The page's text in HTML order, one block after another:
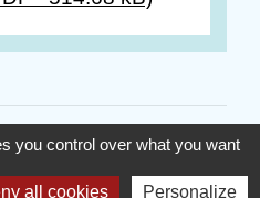
you control over what you want
all cookies Personalize